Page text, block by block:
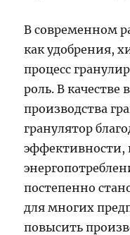
В современном
как удобрения,
процесс
роль. В качестве
производства
гранулятор
эффективности,
постепенно
для многих
повысить